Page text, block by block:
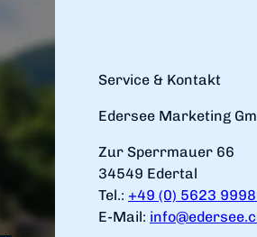
Service & Kontakt
Edersee Marketing
Zur Sperrmauer 66
34549 Edertal
Tel.: +49 (0) 5623
E-Mail: